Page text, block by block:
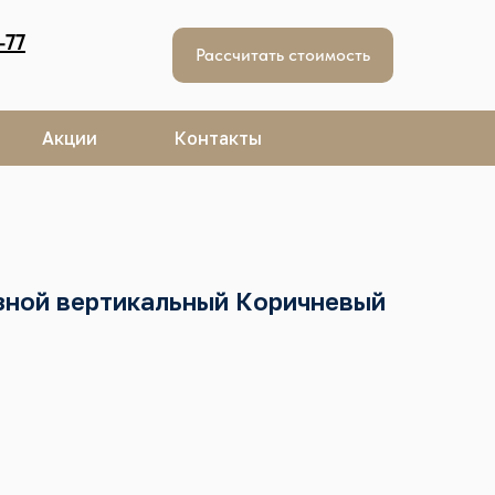
Рассчитать стоимость
Акции Контакты
вертикальный Коричневый